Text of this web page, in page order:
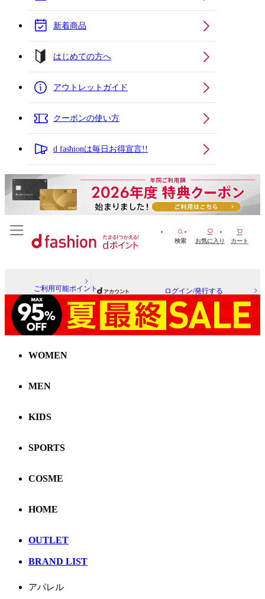
新着商品
はじめての方へ
アウトレットガイド
クーポンの使い方
d fashionは毎日お得宣言!!
検索 お気に入り カート
ご利用可能ポイント ログイン/発行する
WOMEN
MEN
KIDS
SPORTS
COSME
HOME
OUTLET
BRAND LIST
アパレル